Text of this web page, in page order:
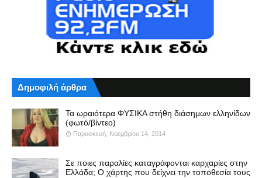
Δημοφιλή άρθρα
Τα ωραιότερα ΦΥΣΙΚΑ στήθη διάσημων ελληνίδων
(φωτό/βίντεο)
Παρασκευή, Νοεμβρίου 14, 2014
Σε ποιες παραλίες καταγράφονται καρχαρίες στην
Ελλάδα; Ο χάρτης που δείχνει την τοποθεσία τους